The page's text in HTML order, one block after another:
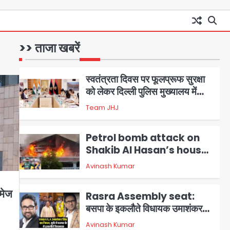
>> ताजा खबरें
1
आॅपरेशन विस्टा 1.0: वीजा शर्तों का
उल्लंघन करने वाले 11 बांग्लादेशी
चढ़े
2
स्वतंत्रता दिवस पर फूलप्रूफ सुरक्षा
को लेकर दिल्ली पुलिस मुख्यालय में
मंथन
Team JHJ
3
Petrol bomb attack on
Shakib Al Hasan’s house:
शेख हसीना की वर्चुअल प्रेस कॉन्फ्रेंस
में जुड़ने पर भड़का गुस्सा, शाकिब अल
से हमला
Avinash Kumar
Rasra Assembly seat:
बसपा के इकलौते विधायक उमाशंकर
सिंह का निधन, दो साल से कैंसर से जूझ
Avinash Kumar